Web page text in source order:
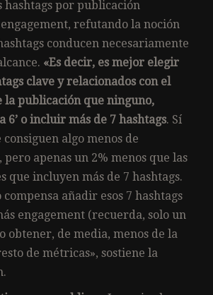
hashtags por publicación
refutando la noción
conducen necesariamente
«Es decir, es mejor elegir
clave y relacionados con el
la publicación que ninguno,
6’ o incluir más de 7 hashtags. Sí
algo menos de
pero apenas un 2% menos que las
que incluyen más de 7 hashtags.
añadir esos 7 hashtags
engagement (recuerda, solo un
obtener, de media, menos de la
de métricas», sostiene la